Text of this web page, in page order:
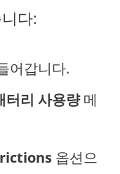
다:
어갑니다.
터리 사용량메
옵션으